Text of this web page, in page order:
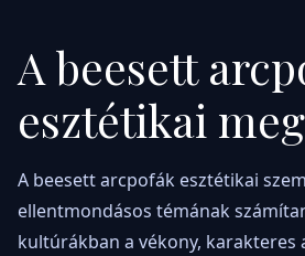
A beesett
esztétikai
A beesett arcpofák esztétikai
ellentmondásos témának
kultúrákban a vékony, karakteres